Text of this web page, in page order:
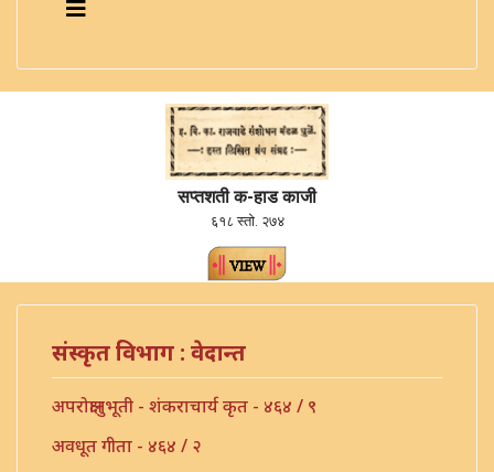
सप्तशती क-हाड काजी
६१८ स्तो. २७४
संस्कृत विभाग : वेदान्त
अपरोक्षानुभूती - शंकराचार्य कृत - ४६४ / ९
अवधूत गीता - ४६४ / २